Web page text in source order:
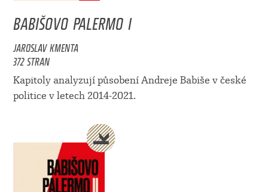
BABIŠOVO PALERMO I
JAROSLAV KMENTA
372 STRAN
Kapitoly analyzují působení Andreje Babiše v české
politice v letech 2014-2021.